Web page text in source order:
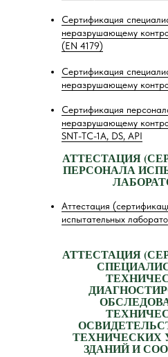
АТТЕСТАЦИЯ
ПЕРСОНАЛА
АТТЕСТАЦИЯ
ТЕХНИЧЕСКИХ
ЗДАНИЙ И
Сертификация
неразрушающему
SNT-TC-1A, DS, API
Аттестация
испытательных
Сертификация
неразрушающему
(EN 4179)
Сертификация
неразрушающему